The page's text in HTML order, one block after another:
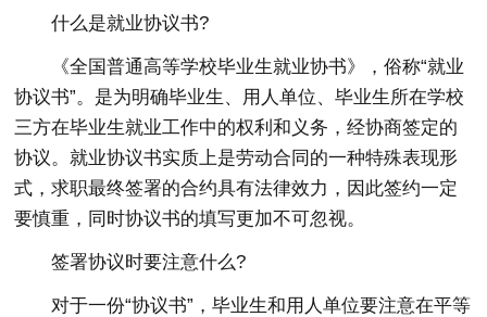
什么是就业协议书?
《全国普通高等学校毕业生就业协书》，俗称“就业
协议书”。是为明确毕业生、用人单位、毕业生所在学校
三方在毕业生就业工作中的权利和义务，经协商签定的
协议。就业协议书实质上是劳动合同的一种特殊表现形
式，求职最终签署的合约具有法律效力，因此签约一定
要慎重，同时协议书的填写更加不可忽视。
签署协议时要注意什么?
对于一份“协议书”，毕业生和用人单位要注意在平等